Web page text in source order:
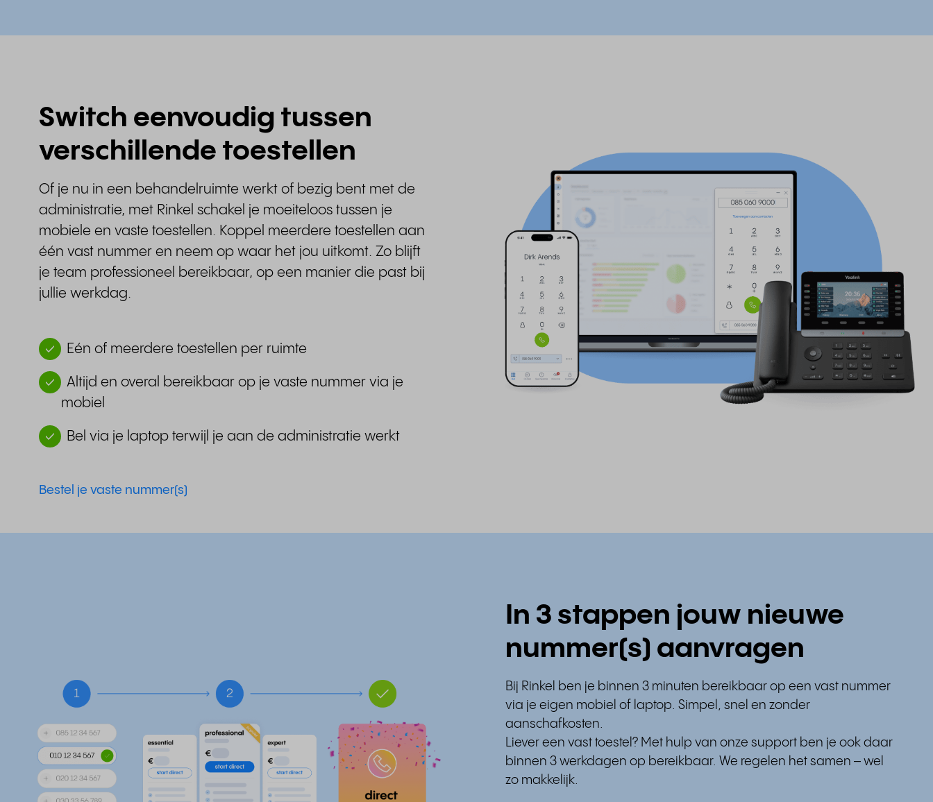
Switch eenvoudig tussen
verschillende toestellen
Of je nu in een behandelruimte werkt of bezig bent met de
administratie, met Rinkel schakel je moeiteloos tussen je
mobiele en vaste toestellen. Koppel meerdere toestellen aan
één vast nummer en neem op waar het jou uitkomt. Zo blijft
je team professioneel bereikbaar, op een manier die past bij
jullie werkdag.
Eén of meerdere toestellen per ruimte
Altijd en overal bereikbaar op je vaste nummer via je
mobiel
Bel via je laptop terwijl je aan de administratie werkt
Bestel je vaste nummer(s)
In 3 stappen jouw nieuwe
nummer(s) aanvragen
Bij Rinkel ben je binnen 3 minuten bereikbaar op een vast nummer
via je eigen mobiel of laptop. Simpel, snel en zonder
aanschafkosten.
Liever een vast toestel? Met hulp van onze support ben je ook daar
binnen 3 werkdagen op bereikbaar. We regelen het samen – wel
zo makkelijk.